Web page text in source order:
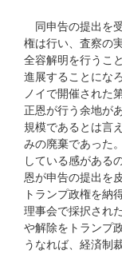
同申告の提出を
権は行い、査察の
全容解明を行うこ
進展することにな
ノイで開催された
正恩が行う余地が
規模であるとは言
みの廃棄であった
している感がある
恩が申告の提出を
トランプ政権を納
理事会で採択され
や解除をトランプ
うなれば、経済制